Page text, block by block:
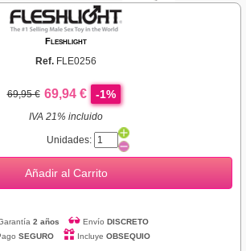
Fleshlight
Ref. FLE0256
69,95 € 69,94 € -1%
IVA 21% incluido
Unidades:
Añadir al Carrito
2 años Envío DISCRETO
SEGURO Incluye OBSEQUIO